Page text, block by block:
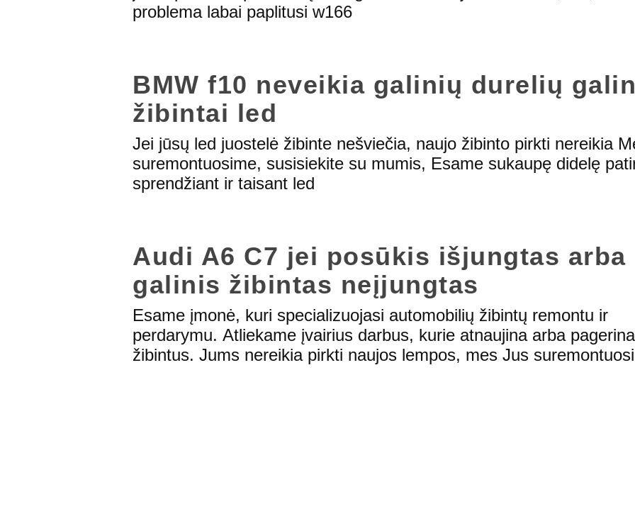
problema labai paplitusi w166
BMW f10 neveikia galinių durelių
žibintai led
Jei jūsų led juostelė žibinte nešviečia, naujo žibinto pirkti nereikia
suremontuosime, susisiekite su mumis, Esame sukaupę didelę
sprendžiant ir taisant led
Audi A6 C7 jei posūkis išjungtas arba
galinis žibintas neįjungtas
Esame įmonė, kuri specializuojasi automobilių žibintų remontu ir
perdarymu. Atliekame įvairius darbus, kurie atnaujina arba
žibintus. Jums nereikia pirkti naujos lempos, mes Jus